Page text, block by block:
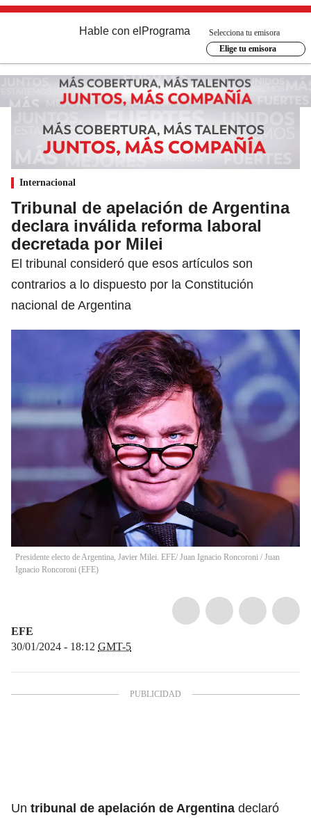
Hable con el Programa
Selecciona tu emisora
Elige tu emisora
Internacional
Tribunal de apelación de Argentina
declara inválida reforma laboral
decretada por Milei
El tribunal consideró que esos artículos son
contrarios a lo dispuesto por la Constitución
nacional de Argentina
Presidente electo de Argentina, Javier Milei. EFE/ Juan Ignacio Roncoroni / Juan
Ignacio Roncoroni (EFE)
EFE
30/01/2024 - 18:12 GMT-5
Un tribunal de apelación de Argentina declaró